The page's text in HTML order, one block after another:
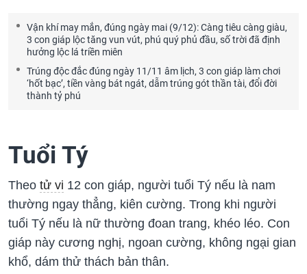
Vận khí may mắn, đúng ngày mai (9/12): Càng tiêu càng giàu,
3 con giáp lộc tăng vun vút, phú quý phủ đầu, số trời đã định
hưởng lộc lá triền miên
Trúng độc đắc đúng ngày 11/11 âm lịch, 3 con giáp làm chơi
‘hốt bạc’, tiền vàng bát ngát, dẫm trúng gót thần tài, đổi đời
thành tỷ phú
Tuổi Tý
Theo tử vi 12 con giáp, người tuổi Tý nếu là nam
thường ngay thẳng, kiên cường. Trong khi người
tuổi Tý nếu là nữ thường đoan trang, khéo léo. Con
giáp này cương nghị, ngoan cường, không ngại gian
khổ, dám thử thách bản thân.